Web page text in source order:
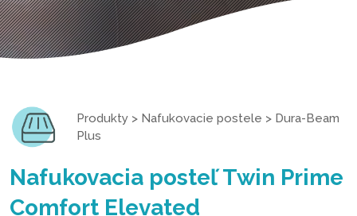
Produkty > Nafukovacie postele > Dura-Beam
Plus
Nafukovacia posteľ Twin Prime
Comfort Elevated